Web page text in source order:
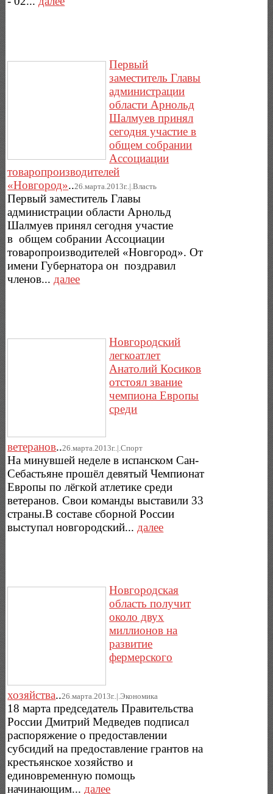
Первый
заместитель Главы
администрации
области Арнольд
Шалмуев принял
сегодня участие в
общем собрании
Ассоциации
товаропроизводителей
«Новгород»..26.марта.2013г..|.Власть
Первый заместитель Главы
администрации области Арнольд
Шалмуев принял сегодня участие
в общем собрании Ассоциации
товаропроизводителей «Новгород». От
имени Губернатора он поздравил
членов... далее
Новгородский
легкоатлет
Анатолий Косиков
отстоял звание
чемпиона Европы
среди
ветеранов..26.марта.2013г..|.Спорт
На минувшей неделе в испанском Сан-
Себастьяне прошёл девятый Чемпионат
Европы по лёгкой атлетике среди
ветеранов. Свои команды выставили 33
страны.В составе сборной России
выступал новгородский... далее
Новгородская
область получит
около двух
миллионов на
развитие
фермерского
хозяйства..26.марта.2013г..|.Экономика
18 марта председатель Правительства
России Дмитрий Медведев подписал
распоряжение о предоставлении
субсидий на предоставление грантов на
крестьянское хозяйство и
единовременную помощь
начинающим...далее